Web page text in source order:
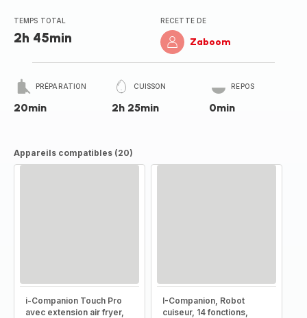
TEMPS TOTAL
2h 45min
RECETTE DE
Zaboom
PRÉPARATION
20min
CUISSON
2h 25min
REPOS
0min
Appareils compatibles (20)
i-Companion Touch Pro
avec extension air fryer,
I-Companion, Robot
cuiseur, 14 fonctions,